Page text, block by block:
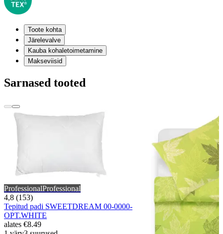
Toote kohta
Järelevalve
Kauba kohaletoimetamine
Makseviisid
Sarnased tooted
ProfessionalProfessional
4,8 (153)
Tepitud padi SWEETDREAM 00-0000-
OPT.WHITE
alates €8.49